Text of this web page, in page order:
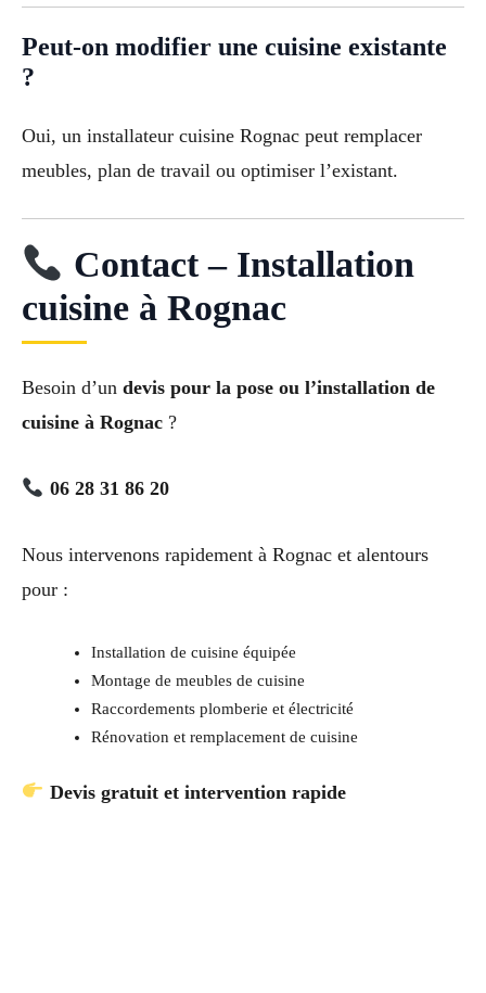
Peut-on modifier une cuisine existante
?
Oui, un installateur cuisine Rognac peut remplacer
meubles, plan de travail ou optimiser l’existant.
Contact – Installation
cuisine à Rognac
Besoin d’un devis pour la pose ou l’installation de
cuisine à Rognac ?
06 28 31 86 20
Nous intervenons rapidement à Rognac et alentours
pour :
Installation de cuisine équipée
Montage de meubles de cuisine
Raccordements plomberie et électricité
Rénovation et remplacement de cuisine
Devis gratuit et intervention rapide